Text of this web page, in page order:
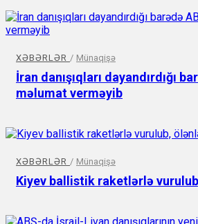
XƏBƏRLƏR / Münaqişə
İran danışıqları dayandırdığı
məlumat verməyib
XƏBƏRLƏR / Münaqişə
Kiyev ballistik raketlərlə